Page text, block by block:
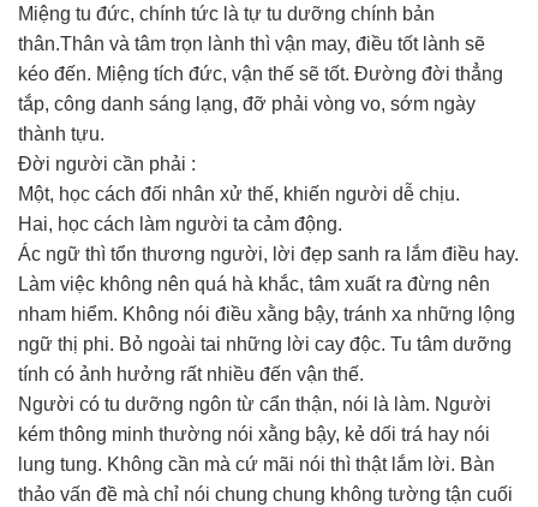
Miệng tu đức, chính tức là tự tu dưỡng chính bản
thân.Thân và tâm trọn lành thì vận may, điều tốt lành sẽ
kéo đến. Miệng tích đức, vận thế sẽ tốt. Đường đời thẳng
tắp, công danh sáng lạng, đỡ phải vòng vo, sớm ngày
thành tựu.
Đời người cần phải :
Một, học cách đối nhân xử thế, khiến người dễ chịu.
Hai, học cách làm người ta cảm động.
Ác ngữ thì tổn thương người, lời đẹp sanh ra lắm điều hay.
Làm việc không nên quá hà khắc, tâm xuất ra đừng nên
nham hiểm. Không nói điều xằng bậy, tránh xa những lộng
ngữ thị phi. Bỏ ngoài tai những lời cay độc. Tu tâm dưỡng
tính có ảnh hưởng rất nhiều đến vận thế.
Người có tu dưỡng ngôn từ cẩn thận, nói là làm. Người
kém thông minh thường nói xằng bậy, kẻ dối trá hay nói
lung tung. Không cần mà cứ mãi nói thì thật lắm lời. Bàn
thảo vấn đề mà chỉ nói chung chung không tường tận cuối